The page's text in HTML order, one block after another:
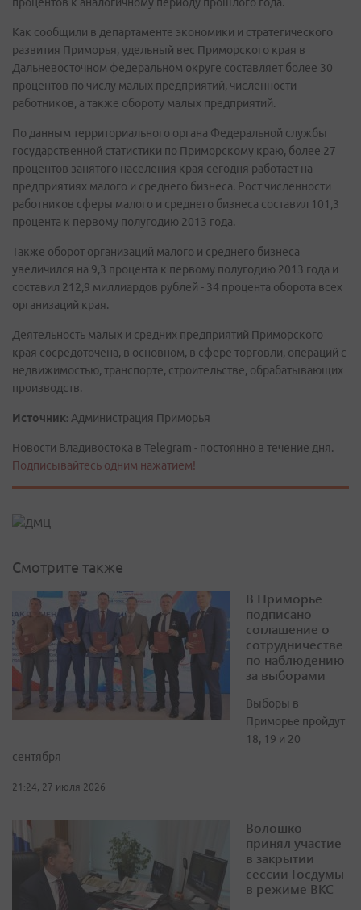
Как сообщили в департаменте экономики и стратегического
развития Приморья, удельный вес Приморского края в
Дальневосточном федеральном округе составляет более 30
процентов по числу малых предприятий, численности
работников, а также обороту малых предприятий.
По данным территориального органа Федеральной службы
государственной статистики по Приморскому краю, более 27
процентов занятого населения края сегодня работает на
предприятиях малого и среднего бизнеса. Рост численности
работников сферы малого и среднего бизнеса составил 101,3
процента к первому полугодию 2013 года.
Также оборот организаций малого и среднего бизнеса
увеличился на 9,3 процента к первому полугодию 2013 года и
составил 212,9 миллиардов рублей - 34 процента оборота всех
организаций края.
Деятельность малых и средних предприятий Приморского
края сосредоточена, в основном, в сфере торговли, операций с
недвижимостью, транспорте, строительстве, обрабатывающих
производств.
Источник: Администрация Приморья
Новости Владивостока в Telegram - постоянно в течение дня.
Подписывайтесь одним нажатием!
Смотрите также
В Приморье
подписано
соглашение о
сотрудничестве
по наблюдению
за выборами
Выборы в
Приморье пройдут
18, 19 и 20
сентября
21:24, 27 июля 2026
Волошко
принял участие
в закрытии
сессии Госдумы
в режиме ВКС